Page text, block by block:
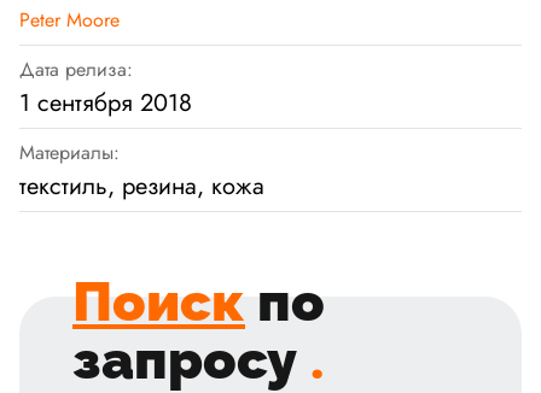
Peter Moore
Дата релиза:
1 сентября 2018
Материалы:
текстиль, резина, кожа
Поиск по
запросу .